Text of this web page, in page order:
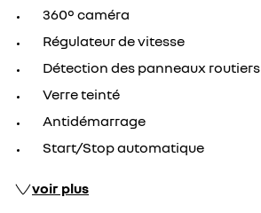
360° caméra
Régulateur de vitesse
Détection des panneaux routiers
Verre teinté
Antidémarrage
Start/Stop automatique
voir plus